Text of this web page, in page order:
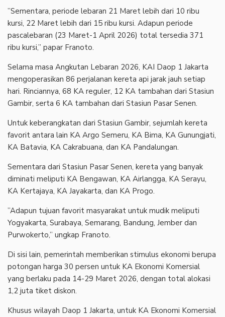
‎”Sementara, periode lebaran 21 Maret lebih dari 10 ribu
kursi, 22 Maret lebih dari 15 ribu kursi. Adapun periode
pascalebaran (23 Maret-1 April 2026) total tersedia 371
ribu kursi,” papar Franoto.
‎Selama masa Angkutan Lebaran 2026, KAI Daop 1 Jakarta
mengoperasikan 86 perjalanan kereta api jarak jauh setiap
hari. Rinciannya, 68 KA reguler, 12 KA tambahan dari Stasiun
Gambir, serta 6 KA tambahan dari Stasiun Pasar Senen.
‎Untuk keberangkatan dari Stasiun Gambir, sejumlah kereta
favorit antara lain KA Argo Semeru, KA Bima, KA Gunungjati,
KA Batavia, KA Cakrabuana, dan KA Pandalungan.
‎Sementara dari Stasiun Pasar Senen, kereta yang banyak
diminati meliputi KA Bengawan, KA Airlangga, KA Serayu,
KA Kertajaya, KA Jayakarta, dan KA Progo.
‎”Adapun tujuan favorit masyarakat untuk mudik meliputi
Yogyakarta, Surabaya, Semarang, Bandung, Jember dan
Purwokerto,” ungkap Franoto.
‎Di sisi lain, pemerintah memberikan stimulus ekonomi berupa
potongan harga 30 persen untuk KA Ekonomi Komersial
yang berlaku pada 14-29 Maret 2026, dengan total alokasi
1,2 juta tiket diskon.
‎Khusus wilayah Daop 1 Jakarta, untuk KA Ekonomi Komersial